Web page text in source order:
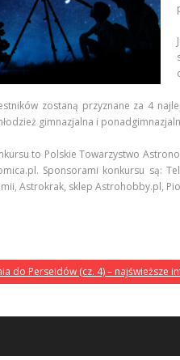
zostaną przyznane za 4
gimnazjalna i
to Polskie Towarzystwo
Sponsorami konkursu są:
Astrokrak, sklep Astrohobby.pl,
do Perseidów (cz. 4) – najświeższe